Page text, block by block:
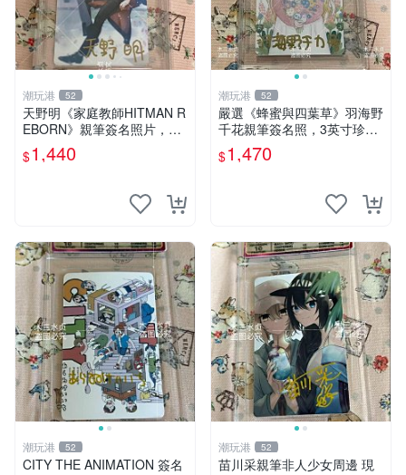
潮玩港 52
天野明《家庭教師HITMAN R
EBORN》親筆簽名照片，3
英寸珍藏周邊 家庭教師親
筆、國外直供、獨一無二收藏
$1,440
潮玩港 52
嚴選《蜂蜜與四葉草》羽海野
千花親筆簽名照，3英寸珍藏
版收藏相框 3英寸 現場簽名
收藏相框 限量版
$1,470
潮玩港 52
CITY THE ANIMATION 簽名
潮玩港 52
苗川采親筆非人少女周邊 現